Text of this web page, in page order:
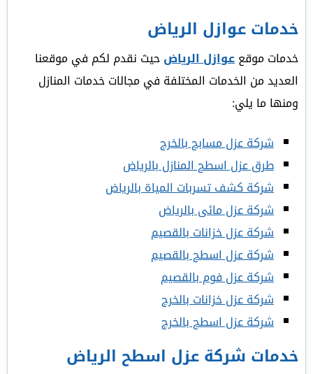
خدمات عوازل الرياض
خدمات موقععوازل الرياضحيث نقدم لكم في موقعنا
العديد من الخدمات المختلفة في مجالات خدمات المنازل
ومنها ما يلي:
شركة عزل مسابح بالخرج
طرق عزل اسطح المنازل بالرياض
شركة كشف تسربات المياة بالرياض
شركة عزل مائى بالرياض
شركة عزل خزانات بالقصيم
شركة عزل اسطح بالقصيم
شركة عزل فوم بالقصيم
شركة عزل خزانات بالخرج
شركة عزل اسطح بالخرج
خدمات شركة عزل اسطح الرياض